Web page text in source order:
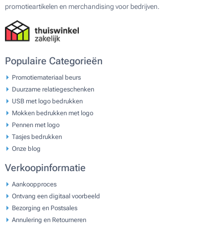
promotieartikelen en merchandising voor bedrijven.
Populaire Categorieën
Promotiemateriaal beurs
Duurzame relatiegeschenken
USB met logo bedrukken
Mokken bedrukken met logo
Pennen met logo
Tasjes bedrukken
Onze blog
Verkoopinformatie
Aankoopproces
Ontvang een digitaal voorbeeld
Bezorging en Postsales
Annulering en Retourneren